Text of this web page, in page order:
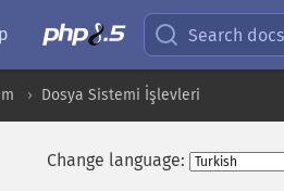
Search docs
Dosya Sistemi İşlevleri
Change language: